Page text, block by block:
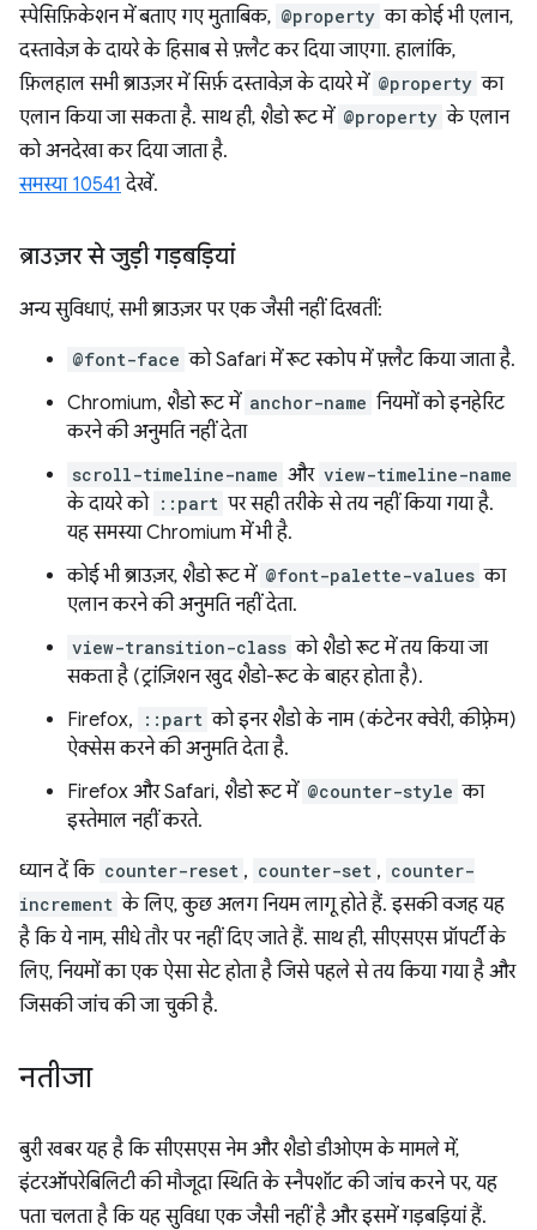
स्पेसिफ़िकेशन में बताए गए मुताबिक, @property का कोई भी एलान,
दस्तावेज़ के दायरे के हिसाब से फ़्लैट कर दिया जाएगा. हालांकि,
फ़िलहाल सभी ब्राउज़र में सिर्फ़ दस्तावेज़ के दायरे में @property का
एलान किया जा सकता है. साथ ही, शैडो रूट में @property के एलान
को अनदेखा कर दिया जाता है.
समस्या 10541 देखें.
ब्राउज़र से जुड़ी गड़बड़ियां
अन्य सुविधाएं, सभी ब्राउज़र पर एक जैसी नहीं दिखतीं:
@font-face को Safari में रूट स्कोप में फ़्लैट किया जाता है.
Chromium, शैडो रूट में anchor-name नियमों को इनहेरिट
करने की अनुमति नहीं देता
scroll-timeline-name और view-timeline-name
के दायरे को ::part पर सही तरीके से तय नहीं किया गया है.
यह समस्या Chromium में भी है.
कोई भी ब्राउज़र, शैडो रूट में @font-palette-values का
एलान करने की अनुमति नहीं देता.
view-transition-class को शैडो रूट में तय किया जा
सकता है (ट्रांज़िशन खुद शैडो-रूट के बाहर होता है).
Firefox,
::part को इनर शैडो के नाम (कंटेनर क्वेरी, कीफ़्रेम)
ऐक्सेस करने की अनुमति देता है.
Firefox और Safari, शैडो रूट में @counter-style का
इस्तेमाल नहीं करते.
ध्यान दें कि counter-reset , counter-set , counter-
increment के लिए, कुछ अलग नियम लागू होते हैं. इसकी वजह यह
है कि ये नाम, सीधे तौर पर नहीं दिए जाते हैं. साथ ही, सीएसएस प्रॉपर्टी के
लिए, नियमों का एक ऐसा सेट होता है जिसे पहले से तय किया गया है और
जिसकी जांच की जा चुकी है.
नतीजा
बुरी खबर यह है कि सीएसएस नेम और शैडो डीओएम के मामले में,
इंटरऑपरेबिलिटी की मौजूदा स्थिति के स्नैपशॉट की जांच करने पर, यह
पता चलता है कि यह सुविधा एक जैसी नहीं है और इसमें गड़बड़ियां हैं.